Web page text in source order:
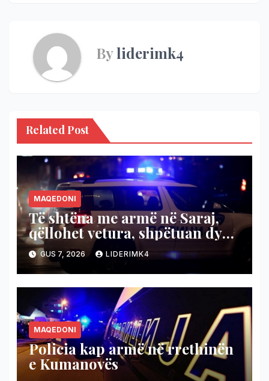
Byliderimk4
Related Post
MAQEDONI
Të shtëna me armë në Saraj,
qëllohet vetura, shpëtuan dy
persona
GUS 7, 2026 LIDERIMK4
MAQEDONI
Policia kap armë në rrethinën
e Kumanovës